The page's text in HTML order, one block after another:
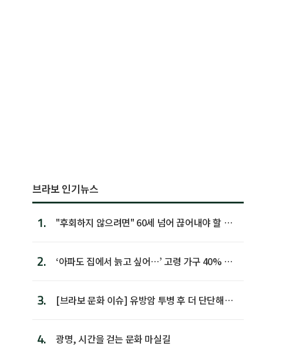
브라보 인기뉴스
1.
"후회하지 않으려면" 60세 넘어 끊어내야 할 사
2.
‘아파도 집에서 늙고 싶어…’ 고령 가구 40% 노
3.
[브라보 문화 이슈] 유방암 투병 후 더 단단해진
4. 광명, 시간을 걷는 문화 마실길